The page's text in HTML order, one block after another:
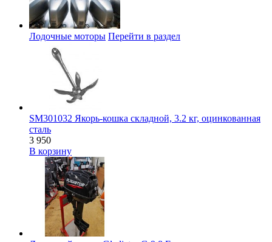
Лодочные моторы Перейти в раздел
SM301032 Якорь-кошка складной, 3.2 кг, оцинкованная
сталь
3 950
В корзину